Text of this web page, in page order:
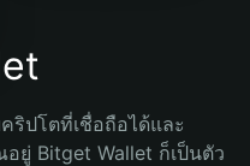
ริปโตที่เชื่อถือได้และ
ยู่ Bitget Wallet ก็เป็นตัว